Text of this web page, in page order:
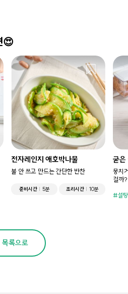
😍
전자레인지 애호박나물
불 안 쓰고 만드는 간단한 반찬
준비시간 5분 조리시간 10분
굳은
뭉치
걸까?
설탕
목록으로